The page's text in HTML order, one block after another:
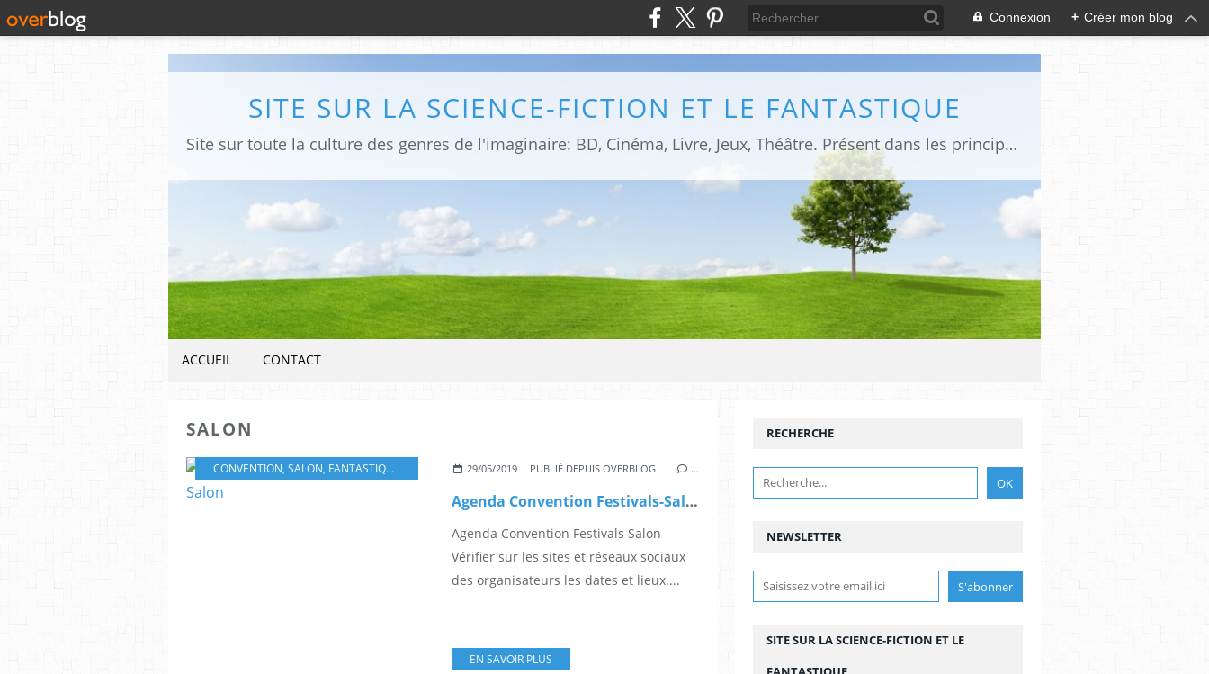
Connexion + Créer mon blog
SITE SUR LA SCIENCE-FICTION ET LE FANTASTIQUE
Site sur toute la culture des genres de l'imaginaire: BD, Cinéma, Livre, Jeux, Théâtre. Présent dans les principaux festivals de film fantastique e de science-fiction, salons et conventions.
ACCUEIL CONTACT
SALON
CONVENTION, SALON, FANTASTIQUE ,FESTIVALS,SCIENCE-FICTION
29/05/2019 PUBLIÉ DEPUIS OVERBLOG …
Agenda Convention Festivals-Salon
Agenda Convention Festivals Salon
Vérifier sur les sites et réseaux sociaux
des organisateurs les dates et lieux....
EN SAVOIR PLUS
NEWSLETTER
RECHERCHE
SITE SUR LA SCIENCE-FICTION ET LE